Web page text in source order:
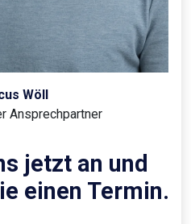
Wöll
Ansprechpartner
jetzt an und
einen Termin.